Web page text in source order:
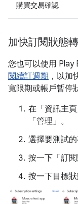
購買交易確認
加快訂閱狀態
您也可以使用 Play
閱續訂週期 ，以
寬限期或帳戶暫停
在「資訊主頁
「管理」 。
選擇要測試的
按一下「訂閱
按一下目標狀